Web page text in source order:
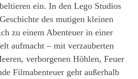
ein. In den Lego Studios
des mutigen kleinen
zu einem Abenteuer in einer
aufmacht – mit verzauberten
verborgenen Höhlen, Feuer
Filmabenteuer geht außerhalb